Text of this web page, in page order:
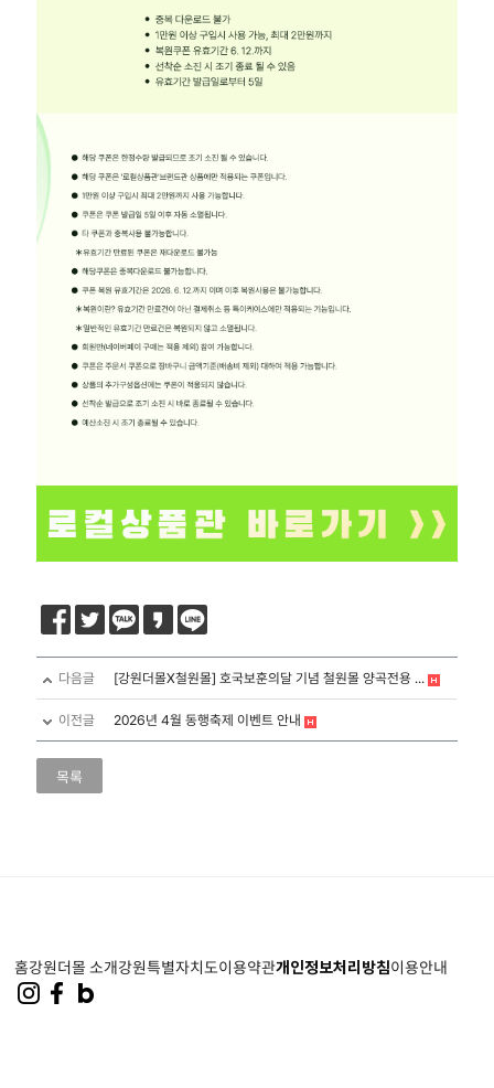
다음글 [강원더몰X철원몰] 호국보훈의달 기념 철원몰 양곡전용 ...
이전글 2026년 4월 동행축제 이벤트 안내
목록
홈강원더몰 소개강원특별자치도이용약관개인정보처리방침이용안내